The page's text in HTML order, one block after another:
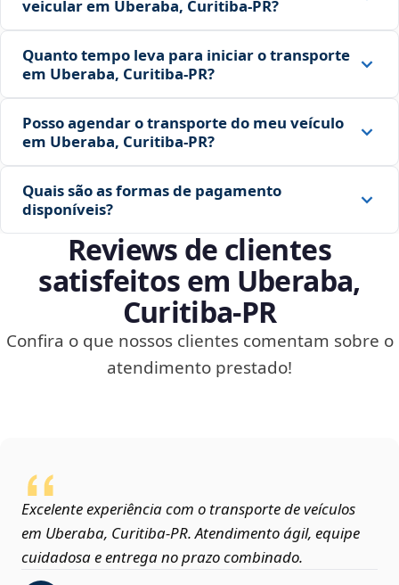
veicular em Uberaba, Curitiba‑PR?
Quanto tempo leva para iniciar o transporte
em Uberaba, Curitiba‑PR?
Posso agendar o transporte do meu veículo
em Uberaba, Curitiba‑PR?
Quais são as formas de pagamento
disponíveis?
Reviews de clientes
satisfeitos em Uberaba,
Curitiba‑PR
Confira o que nossos clientes comentam sobre o
atendimento prestado!
Excelente experiência com o transporte de veículos
em Uberaba, Curitiba‑PR. Atendimento ágil, equipe
cuidadosa e entrega no prazo combinado.